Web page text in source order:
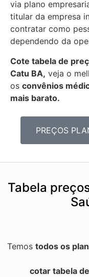
via plano
titular da empresa
contratar como
dependendo da
Cote tabela de
Catu BA, veja o
os convênios
mais barato.
PREÇOS
Tabela
Temos todos os
cotar tabela